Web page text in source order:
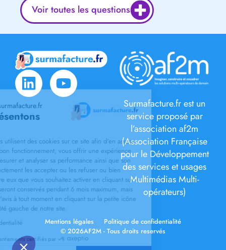
sur le site surmafacture.fr
vous présentons
et ses partenaires utilisent des cookies sur ce site afin d'en assurer
ainsi que le bon fonctionnement, vous offrir une expérience
de qualité, mesurer et analyser sa performance ainsi que son
Vous pouvez directement les accepter ou les refuser ou bien
ceux d'entre eux que vous souhaitez activer en cliquant sur «
». Vos choix seront conservés pendant 6 mois maximum, mais
changer d'avis à tout moment en cliquant sur la petite icône
visible sur le côté gauche de notre site.
politique de confidentialité
Consentements certifiés par
Voir toutes les questions
Surmafacture.fr est un
service proposé par
l’association af2m
(Association Française
pour le Développement
des services et usages
Multimédias Multi-
opérateurs)
© 2026AF2M - Tous droits reservés
Mentions légales Politique de confidentialité